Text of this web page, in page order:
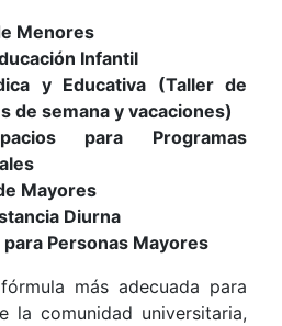
Menores
Infantil
y Educativa (Taller de
de semana y vacaciones)
para Programas
Mayores
Diurna
para Personas Mayores
más adecuada para
la comunidad universitaria,